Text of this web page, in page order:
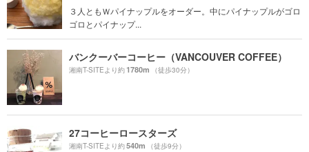
３人ともＷパイナップルをオーダー。中にパイナップルがゴロ
ゴロとパイナップ...
バンクーバーコーヒー（VANCOUVER COFFEE）
湘南T-SITEより約1780m （徒歩30分）
27コーヒーロースターズ
湘南T-SITEより約540m （徒歩9分）